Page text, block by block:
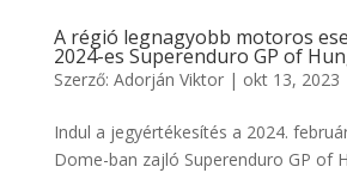
A régió legnagyobb motoros
2024-es Superenduro GP of
Szerző: Adorján Viktor| okt 13, 2023
Indul a jegyértékesítés a 2024.
Dome-ban zajló Superenduro GP of